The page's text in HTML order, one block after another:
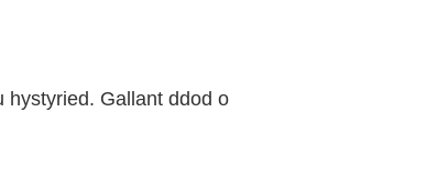
hystyried. Gallant ddod o